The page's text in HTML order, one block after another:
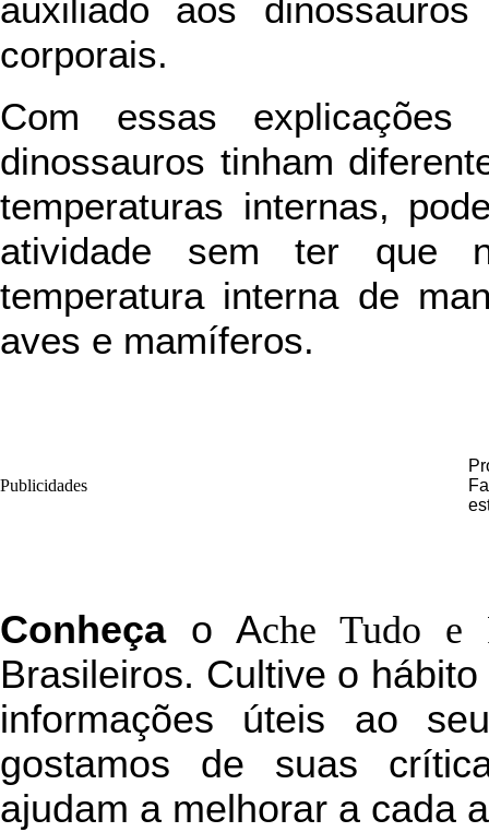
auxiliado aos
corporais.
Com essas
dinossauros tinham
temperaturas internas,
atividade sem ter que
temperatura interna de
aves e mamíferos.
Publicidades
Conheçao Ache Tudo e
Brasileiros. Cultive o
informações úteis ao
gostamos de suas
ajudam a melhorar a cada